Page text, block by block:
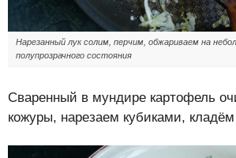
Нарезанный лук солим, перчим, обжариваем на
полупрозрачного состояния
Сваренный в мундире картофель
кожуры, нарезаем кубиками, кладём